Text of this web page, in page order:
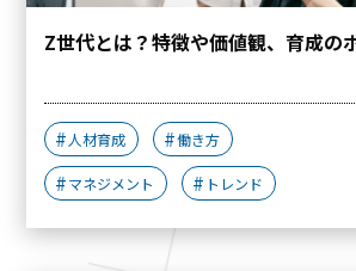
Z世代とは？特徴や価値観、育成の
人材育成 働き方
マネジメント トレンド